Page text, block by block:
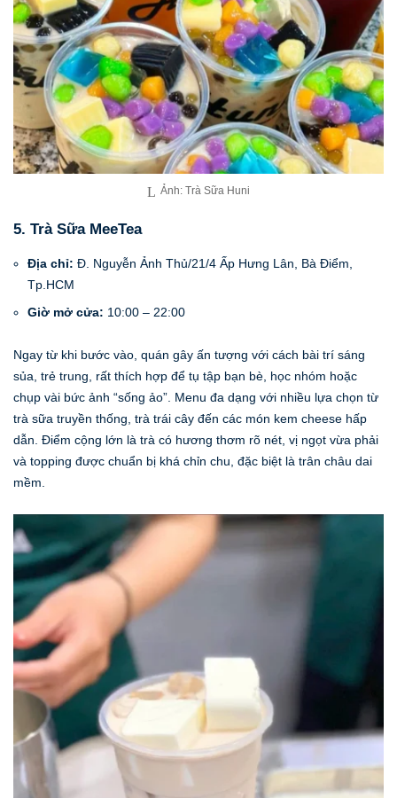
Ảnh: Trà Sữa Huni
5. Trà Sữa MeeTea
Địa chỉ: Đ. Nguyễn Ảnh Thủ/21/4 Ấp Hưng Lân, Bà Điểm,
Tp.HCM
Giờ mở cửa: 10:00 – 22:00
Ngay từ khi bước vào, quán gây ấn tượng với cách bài trí sáng
sủa, trẻ trung, rất thích hợp để tụ tập bạn bè, học nhóm hoặc
chụp vài bức ảnh “sống ảo”. Menu đa dạng với nhiều lựa chọn từ
trà sữa truyền thống, trà trái cây đến các món kem cheese hấp
dẫn. Điểm cộng lớn là trà có hương thơm rõ nét, vị ngọt vừa phải
và topping được chuẩn bị khá chỉn chu, đặc biệt là trân châu dai
mềm.